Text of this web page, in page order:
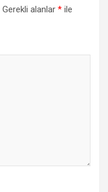
Gerekli alanlar * ile